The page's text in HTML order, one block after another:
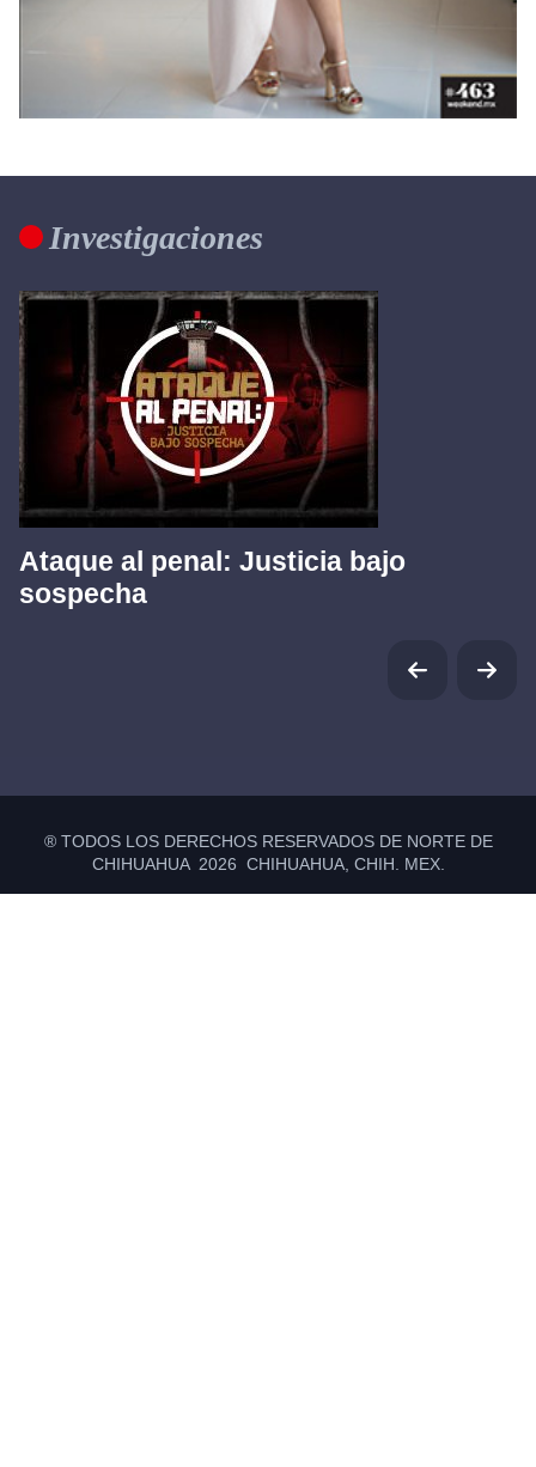
Investigaciones
Ataque al penal: Justicia bajo
sospecha
® TODOS LOS DERECHOS RESERVADOS DE NORTE DE
CHIHUAHUA 2026 CHIHUAHUA, CHIH. MEX.